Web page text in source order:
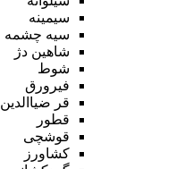
سیمینه
سیه چشمه
شاهین دژ
شوط
فیرورق
قر ضیاالدین
قطور
قوشچی
کشاورز